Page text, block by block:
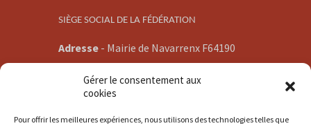
Gérer le consentement aux
cookies
Pour offrir les meilleures expériences, nous utilisons des technologies telles que
SIÈGE SOCIAL DE LA FÉDÉRATION
Adresse - Mairie de Navarrenx F64190
E-mail -
communication@bastidesaquitaine.org